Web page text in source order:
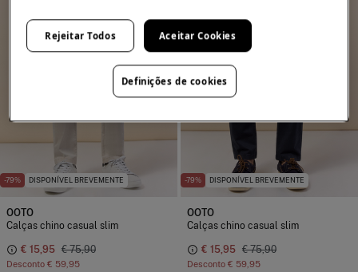
-79% DISPONÍVEL BREVEMENTE
OOTO
Calças chino casual slim
€ 15,95 € 75,90
Desconto € 59,95
-79% DISPONÍVEL BREVEMENTE
OOTO
Calças chino casual slim
€ 15,95 € 75,90
Desconto € 59,95
Rejeitar Todos Aceitar Cookies
Definições de cookies